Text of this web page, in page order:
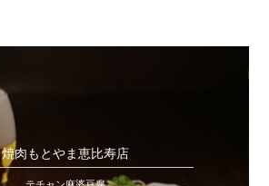
焼肉もとやま恵比寿店